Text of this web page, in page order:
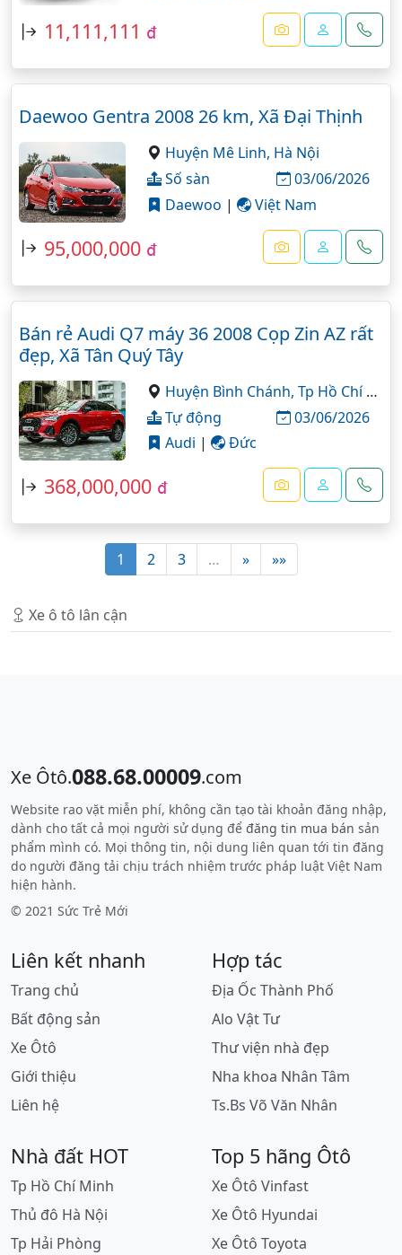
11,111,111 đ
Daewoo Gentra 2008 26 km, Xã Đại Thịnh
Huyện Mê Linh, Hà Nội
Số sàn
03/06/2026
Daewoo | Việt Nam
95,000,000 đ
Bán rẻ Audi Q7 máy 36 2008 Cọp Zin AZ rất
đẹp, Xã Tân Quý Tây
Huyện Bình Chánh,Tp Hồ Chí Minh
Tự động
03/06/2026
Audi | Đức
368,000,000 đ
1 2 3 … » »»
Xe ô tô lân cận
Xe Ôtô.088.68.00009.com
Website rao vặt miễn phí, không cần tạo tài khoản đăng nhập,
dành cho tất cả mọi người sử dụng để đăng tin mua bán sản
phẩm mình có. Mọi thông tin, nội dung liên quan tới tin đăng
do người đăng tải chịu trách nhiệm trước pháp luật Việt Nam
hiện hành.
© 2021 Sức Trẻ Mới
Liên kết nhanh
Trang chủ
Bất động sản
Xe Ôtô
Giới thiệu
Liên hệ
Hợp tác
Địa Ốc Thành Phố
Alo Vật Tư
Thư viện nhà đẹp
Nha khoa Nhân Tâm
Ts.Bs Võ Văn Nhân
Nhà đất HOT
Tp Hồ Chí Minh
Thủ đô Hà Nội
Tp Hải Phòng
Top 5 hãng Ôtô
Xe Ôtô Vinfast
Xe Ôtô Hyundai
Xe Ôtô Toyota